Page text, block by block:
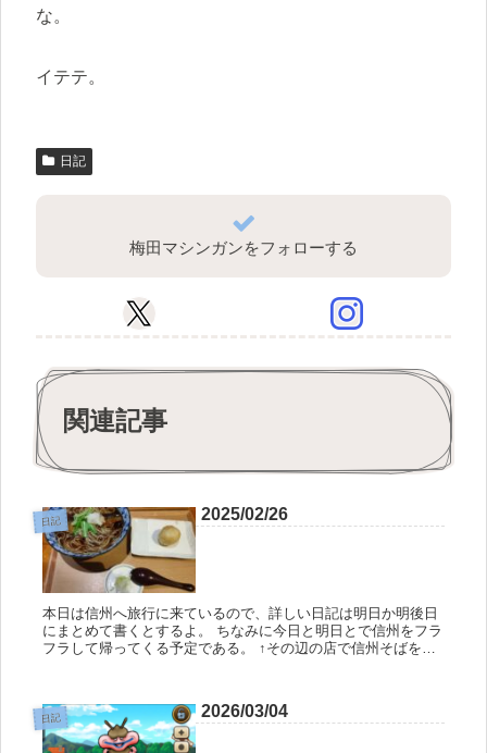
な。
イテテ。
日記
梅田マシンガンをフォローする
関連記事
日記 2025/02/26
本日は信州へ旅行に来ているので、詳しい日記は明日か明後日
にまとめて書くとするよ。 ちなみに今日と明日とで信州をフラ
フラして帰ってくる予定である。 ↑その辺の店で信州そばを食
日記 2026/03/04